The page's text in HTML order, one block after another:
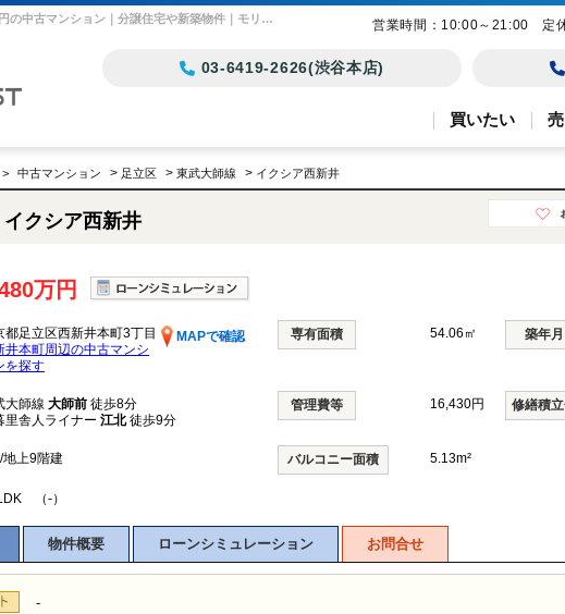
イクシア西新井 東京都足立区西新井本町3丁目｜4,480万円の中古マンション｜分譲住宅や新築物件｜モリモト・トラスト株式会社
03-6419-2626(渋谷本店)
買いたい
> 中古マンション > 足立区 > 東武大師線 > イクシア西新井
イクシア西新井
万円
都足立区西新井本町3丁目
MAPで確認
井本町周辺の中古マンシ
を探す
専有面積 54.06㎡ 築年月
大師線 大師前 徒歩8分
里舎人ライナー 江北徒歩9分
管理費等 16,430円 修繕積
地上9階建 バルコニー面積 5.13m²
（-）
物件概要 ローンシミュレーション お問合せ
-
営業時間：10:00～21:00 定